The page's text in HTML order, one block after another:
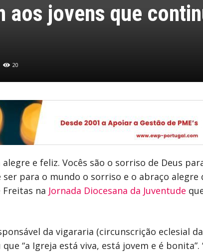
aos jovens que
20
e feliz. Vocês são o sorriso de Deus
para o mundo o sorriso e o abraço alegre
na Jornada Diocesana da Juventude
da vigararia (circunscrição eclesial
“a Igreja está viva, está jovem e é